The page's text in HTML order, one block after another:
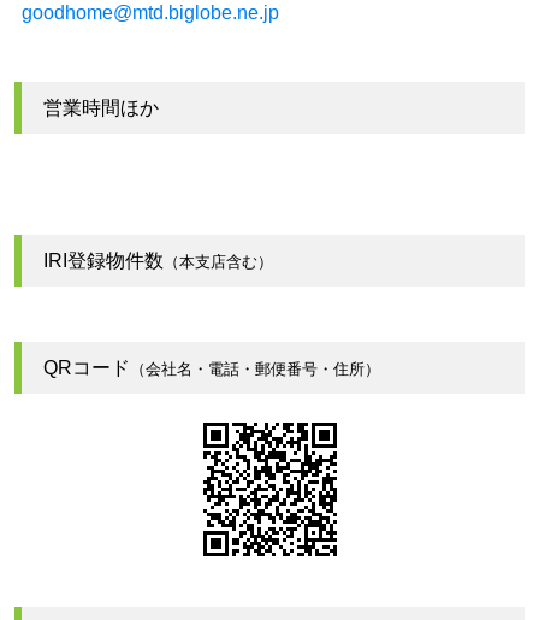
goodhome@mtd.biglobe.ne.jp
営業時間ほか
IRI登録物件数 （本支店含む）
QRコード （会社名・電話・郵便番号・住所）